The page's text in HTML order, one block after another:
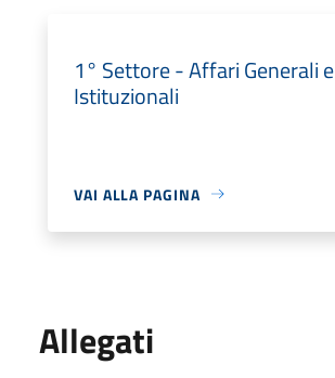
1° Settore - Affari Generali e
Istituzionali
VAI ALLA PAGINA
Allegati